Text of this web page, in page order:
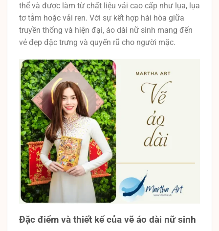
thể và được làm từ chất liệu vải cao cấp như lụa, lụa
tơ tằm hoặc vải ren. Với sự kết hợp hài hòa giữa
truyền thống và hiện đại, áo dài nữ sinh mang đến
vẻ đẹp đặc trưng và quyến rũ cho người mặc.
Đặc điểm và thiết kế của vẽ áo dài nữ sinh